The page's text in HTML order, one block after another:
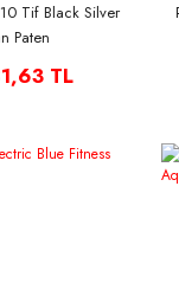
Tif Black Silver
Paten
TL